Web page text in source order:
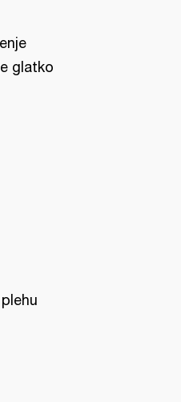
glatko